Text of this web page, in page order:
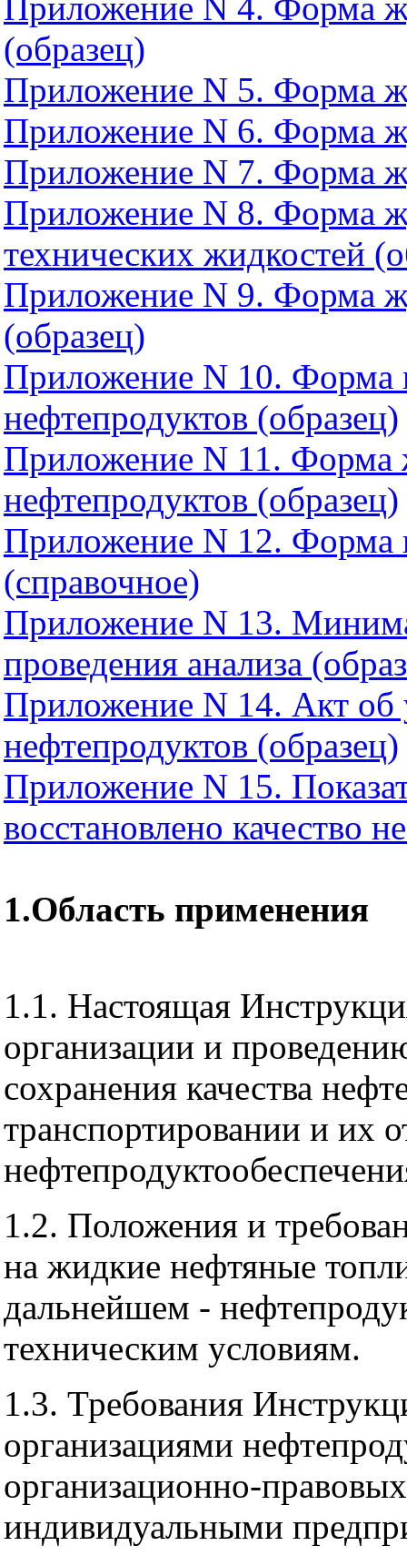
(образец)
Приложение N 5. Форма
Приложение N 6. Форма
Приложение N 7. Форма
Приложение N 8. Форма
технических жидкостей
Приложение N 9. Форма
(образец)
Приложение N 10. Форма
нефтепродуктов (образец)
Приложение N 11. Форма
нефтепродуктов (образец)
Приложение N 12. Форма
(справочное)
Приложение N 13.
проведения анализа
Приложение N 14. Акт об
нефтепродуктов (образец)
Приложение N 15.
восстановлено качество
1.Область применения
1.1. Настоящая
организации и
сохранения качества
транспортировании и их
1.2. Положения и
на жидкие нефтяные
дальнейшем -
техническим условиям.
1.3. Требования
организациями
организационно-
индивидуальными